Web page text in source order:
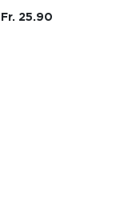
Fr. 25.90